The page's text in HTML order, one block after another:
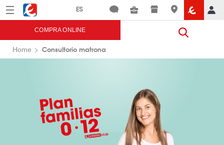
Menú Eroski
COMPRA ONLINE
Home Consultorio matrona